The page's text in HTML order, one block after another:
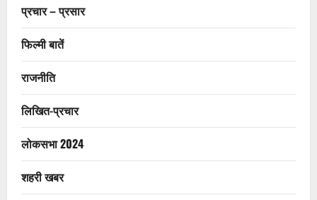
प्रचार – प्रसार
फिल्मी बातें
राजनीति
लिखित-प्रचार
लोकसभा 2024
शहरी खबर